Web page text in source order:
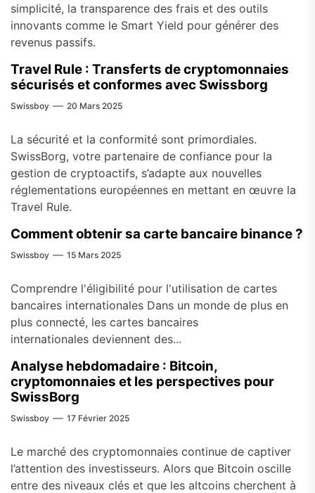
simplicité, la transparence des frais et des outils
innovants comme le Smart Yield pour générer des
revenus passifs.
Travel Rule : Transferts de cryptomonnaies
sécurisés et conformes avec Swissborg
Swissboy 20 Mars 2025
La sécurité et la conformité sont primordiales.
SwissBorg, votre partenaire de confiance pour la
gestion de cryptoactifs, s’adapte aux nouvelles
réglementations européennes en mettant en œuvre la
Travel Rule.
Comment obtenir sa carte bancaire binance ?
Swissboy 15 Mars 2025
Comprendre l'éligibilité pour l'utilisation de cartes
bancaires internationales Dans un monde de plus en
plus connecté, les cartes bancaires
internationales deviennent des...
Analyse hebdomadaire : Bitcoin,
cryptomonnaies et les perspectives pour
SwissBorg
Swissboy 17 Février 2025
Le marché des cryptomonnaies continue de captiver
l’attention des investisseurs. Alors que Bitcoin oscille
entre des niveaux clés et que les altcoins cherchent à